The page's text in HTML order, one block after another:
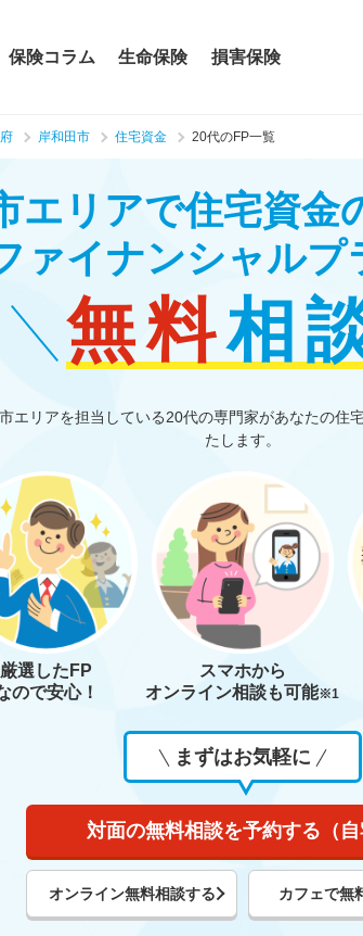
保険コラム 生命保険 損害保険
岸和田市 住宅資金 20代のFP一覧
エリアで住宅資金
ァイナンシャルプ
無料相
エリアを担当している20代の専門家があなたの住
たします。
厳選したFP
ので安心！
スマホから
オンライン相談も可能※1
まずはお気軽に
対面の無料相談を予約する（自
オンライン無料相談する カフェで無